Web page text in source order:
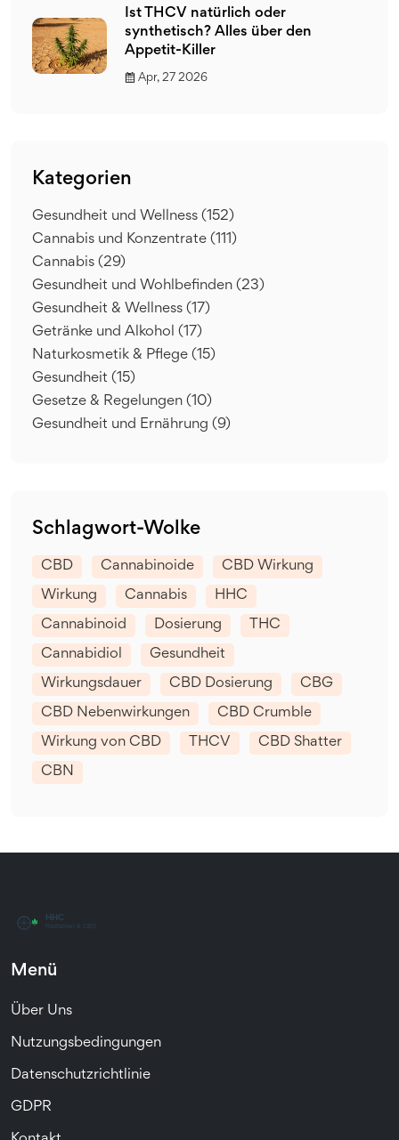
Ist THCV natürlich oder
synthetisch? Alles über den
Appetit-Killer
Apr, 27 2026
Kategorien
Gesundheit und Wellness (152)
Cannabis und Konzentrate (111)
Cannabis (29)
Gesundheit und Wohlbefinden (23)
Gesundheit & Wellness (17)
Getränke und Alkohol (17)
Naturkosmetik & Pflege (15)
Gesundheit (15)
Gesetze & Regelungen (10)
Gesundheit und Ernährung (9)
Schlagwort-Wolke
CBD Cannabinoide CBD Wirkung
Wirkung Cannabis HHC
Cannabinoid Dosierung THC
Cannabidiol Gesundheit
Wirkungsdauer CBD Dosierung CBG
CBD Nebenwirkungen CBD Crumble
Wirkung von CBD THCV CBD Shatter
CBN
Menü
Über Uns
Nutzungsbedingungen
Datenschutzrichtlinie
GDPR